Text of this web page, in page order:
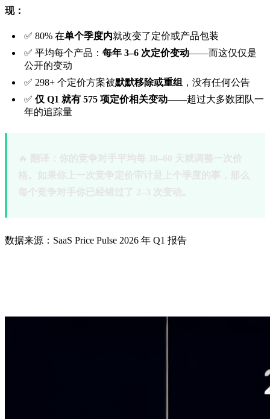
现：
✅ 80% 在单个季度内就改变了定价或产品包装
✅ 平均每个产品： 每年 3–6 次定价变动——而这仅仅是
公开的变动
✅ 298+ 个定价方案被默默移除或重组 ，没有任何公告
✅ 仅 Q1 就有 575 项定价相关变动——超过大多数团队一
年的追踪量
🔥 翻译：你的竞争对手平均每 30–60 天就调整一次价
格。如果你上一次竞争定价审计是上个季度的事，那么
每个竞争对手你已经错过了 2–3 次变动。
数据来源：SaaS Price Pulse 2026 年 Q1 报告